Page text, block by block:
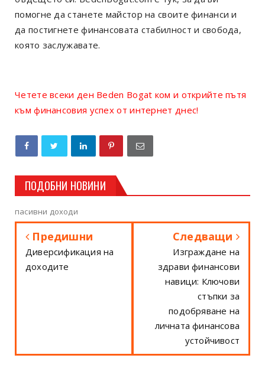
помогне да станете майстор на своите финанси и
да постигнете финансовата стабилност и свобода,
която заслужавате.
Четете всеки ден Beden Bogat ком и открийте пътя
към финансовия успех от интернет днес!
ПОДОБНИ НОВИНИ
пасивни доходи
Предишни
Диверсификация на
доходите
Следващи
Изграждане на
здрави финансови
навици: Ключови
стъпки за
подобряване на
личната финансова
устойчивост